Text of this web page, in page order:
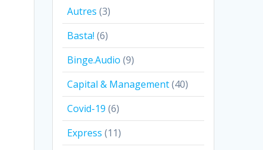
Autres (3)
Basta! (6)
Binge.Audio (9)
Capital & Management(40)
Covid-19 (6)
Express (11)